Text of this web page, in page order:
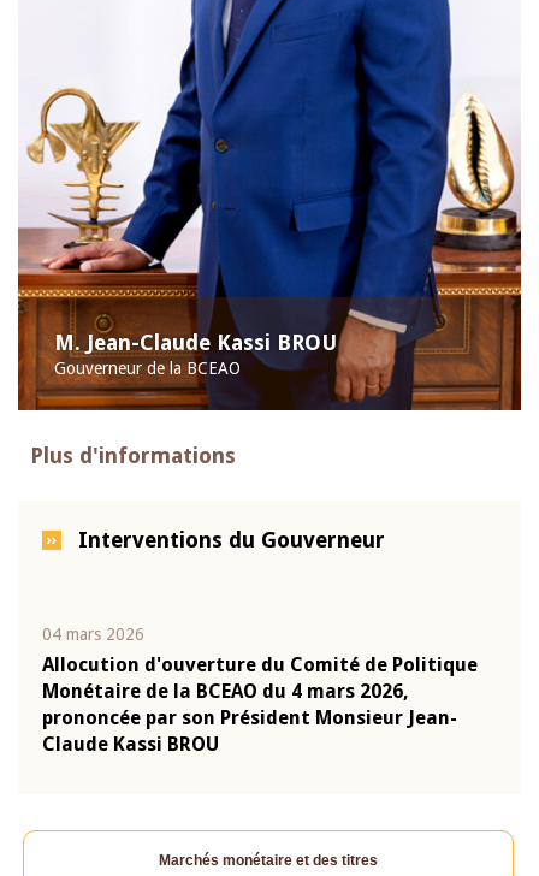
M. Jean-Claude Kassi BROU
Gouverneur de la BCEAO
Plus d'informations
Interventions du Gouverneur
04 mars 2026
Allocution d'ouverture du Comité de Politique
Monétaire de la BCEAO du 4 mars 2026,
prononcée par son Président Monsieur Jean-
Claude Kassi BROU
Marchés monétaire et des titres